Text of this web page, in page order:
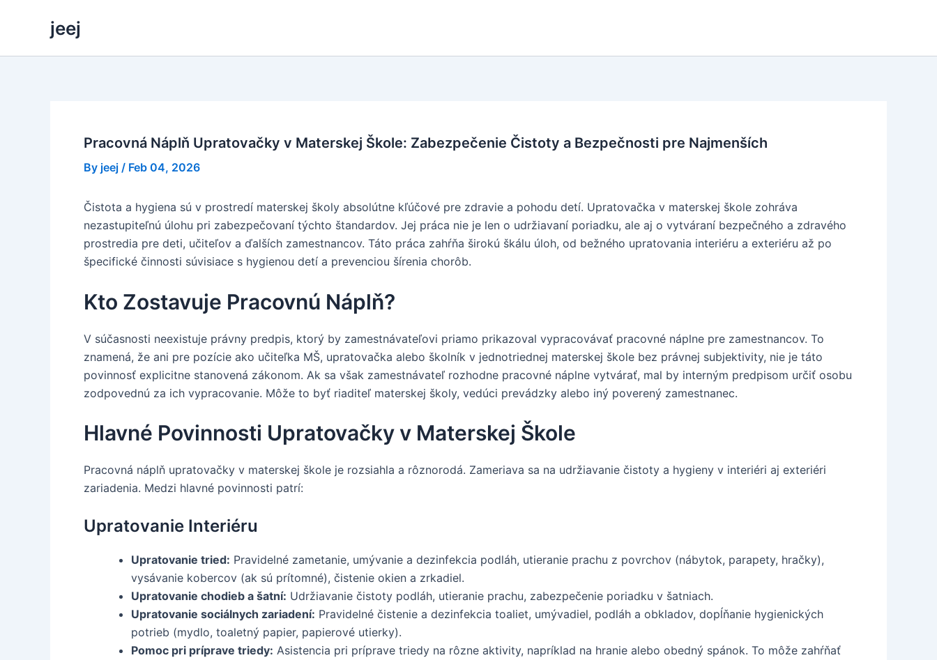
jeej
Pracovná Náplň Upratovačky v Materskej Škole: Zabezpečenie Čistoty a Bezpečnosti pre Najmenších
By jeej / Feb 04, 2026
Čistota a hygiena sú v prostredí materskej školy absolútne kľúčové pre zdravie a pohodu detí. Upratovačka v materskej škole zohráva
nezastupiteľnú úlohu pri zabezpečovaní týchto štandardov. Jej práca nie je len o udržiavaní poriadku, ale aj o vytváraní bezpečného a zdravého
prostredia pre deti, učiteľov a ďalších zamestnancov. Táto práca zahŕňa širokú škálu úloh, od bežného upratovania interiéru a exteriéru až po
špecifické činnosti súvisiace s hygienou detí a prevenciou šírenia chorôb.
Kto Zostavuje Pracovnú Náplň?
V súčasnosti neexistuje právny predpis, ktorý by zamestnávateľovi priamo prikazoval vypracovávať pracovné náplne pre zamestnancov. To
znamená, že ani pre pozície ako učiteľka MŠ, upratovačka alebo školník v jednotriednej materskej škole bez právnej subjektivity, nie je táto
povinnosť explicitne stanovená zákonom. Ak sa však zamestnávateľ rozhodne pracovné náplne vytvárať, mal by interným predpisom určiť osobu
zodpovednú za ich vypracovanie. Môže to byť riaditeľ materskej školy, vedúci prevádzky alebo iný poverený zamestnanec.
Hlavné Povinnosti Upratovačky v Materskej Škole
Pracovná náplň upratovačky v materskej škole je rozsiahla a rôznorodá. Zameriava sa na udržiavanie čistoty a hygieny v interiéri aj exteriéri
zariadenia. Medzi hlavné povinnosti patrí:
Upratovanie Interiéru
Upratovanie tried: Pravidelné zametanie, umývanie a dezinfekcia podláh, utieranie prachu z povrchov (nábytok, parapety, hračky),
vysávanie kobercov (ak sú prítomné), čistenie okien a zrkadiel.
Upratovanie chodieb a šatní: Udržiavanie čistoty podláh, utieranie prachu, zabezpečenie poriadku v šatniach.
Upratovanie sociálnych zariadení: Pravidelné čistenie a dezinfekcia toaliet, umývadiel, podláh a obkladov, dopĺňanie hygienických
potrieb (mydlo, toaletný papier, papierové utierky).
Pomoc pri príprave triedy: Asistencia pri príprave triedy na rôzne aktivity, napríklad na hranie alebo obedný spánok. To môže zahŕňať